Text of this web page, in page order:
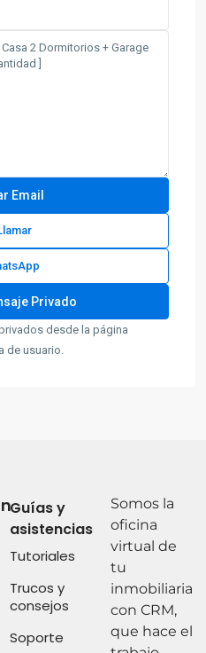
desde la página
de usuario.
Guías y
asistencias
Tutoriales
Trucos y
consejos
Soporte
Somos la
oficina
virtual de
tu
inmobiliaria
con CRM,
que hace el